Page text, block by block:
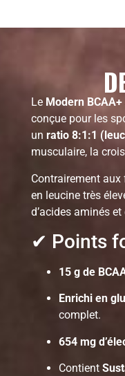
Le Modern
conçue pour les
un ratio 8:1:1
musculaire, la
Contrairement aux
en leucine très
d’acides aminés
✔ Points
15 g de
Enrichi en
complet.
654 mg
Contient